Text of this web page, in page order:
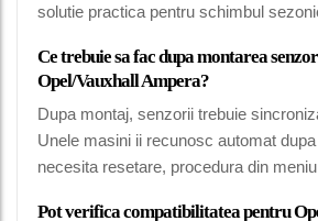
solutie practica pentru schimbul
Ce trebuie sa fac dupa montarea
Opel/Vauxhall Ampera?
Dupa montaj, senzorii trebuie
Unele masini ii recunosc automat
necesita resetare, procedura din
Pot verifica compatibilitatea pentru